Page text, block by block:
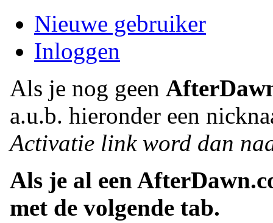
Nieuwe gebruiker
Inloggen
Als je nog geen
a.u.b. hieronder een
Activatie link word dan
Als je al een
met de volgende tab.